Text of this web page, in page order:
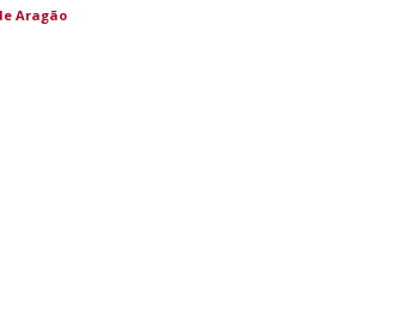
Aragão